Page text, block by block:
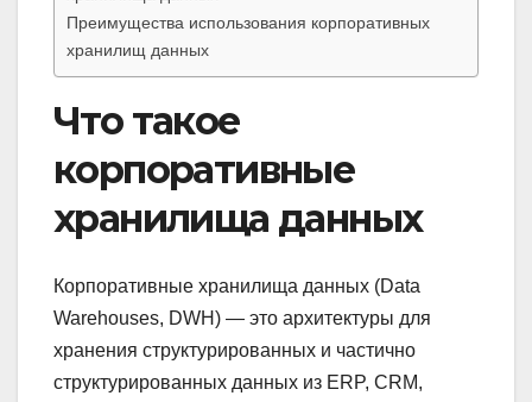
Преимущества использования корпоративных
хранилищ данных
Что такое
корпоративные
хранилища данных
Корпоративные хранилища данных (Data
Warehouses, DWH) — это архитектуры для
хранения структурированных и частично
структурированных данных из ERP, CRM,